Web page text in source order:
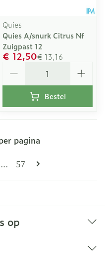
Quies
Quies A/snurk Citrus Nf
Zuigpast 12
€ 13,16
€ 12,50
Bestel
pagina
... Pagina
57
pagina
op